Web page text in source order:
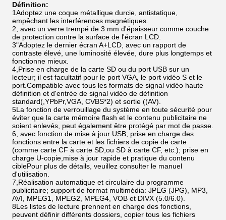
Définition:
1Adoptez une coque métallique durcie, antistatique,
empêchant les interférences magnétiques.
2, avec un verre trempé de 3 mm d'épaisseur comme couche
de protection contre la surface de l'écran LCD.
3"Adoptez le dernier écran A+LCD, avec un rapport de
contraste élevé, une luminosité élevée, dure plus longtemps et
fonctionne mieux.
4,Prise en charge de la carte SD ou du port USB sur un
lecteur; il est facultatif pour le port VGA, le port vidéo S et le
port.Compatible avec tous les formats de signal vidéo haute
définition et d'entrée de signal vidéo de définition
standard(,YPbPr,VGA, CVBS*2) et sortie ((AV).
5La fonction de verrouillage du système en toute sécurité pour
éviter que la carte mémoire flash et le contenu publicitaire ne
soient enlevés, peut également être protégé par mot de passe.
6, avec fonction de mise à jour USB; prise en charge des
fonctions entre la carte et les fichiers de copie de carte
(comme carte CF à carte SD,ou SD à carte CF, etc.); prise en
charge U-copie,mise à jour rapide et pratique du contenu
ciblePour plus de détails, veuillez consulter le manuel
d'utilisation.
7,Réalisation automatique et circulaire du programme
publicitaire; support de format multimédia: JPEG (JPG), MP3,
AVI, MPEG1, MPEG2, MPEG4, VOB et DIVX (5.0/6.0).
8Les listes de lecture prennent en charge des fonctions,
peuvent définir différents dossiers, copier tous les fichiers